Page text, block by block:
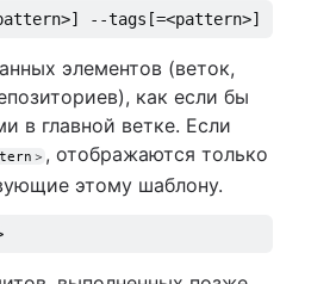
--tags[=<pattern>] --
элементов (веток,
как если бы
в главной ветке. Если
＞ , отображаются только
этому шаблону.